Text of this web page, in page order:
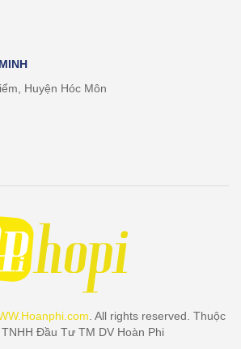
Huyện Hóc Môn
. All rights reserved. Thuộc
Đầu Tư TM DV Hoàn Phi